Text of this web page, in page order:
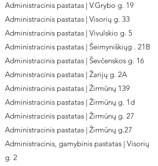
Administracinis pastatas | V.Grybo g. 19
Administracinis pastatas | Visorių g. 33
Administracinis pastatas | Vivulskio g. 5
Administracinis pastatas | Šeimyniškiųg . 21B
Administracinis pastatas | Ševčenskos g. 16
Administracinis pastatas | Žarijų g. 2A
Administracinis pastatas | Žirmūnų 139
Administracinis pastatas | Žirmūnų g. 1d
Administracinis pastatas | Žirmūnų g. 27
Administracinis pastatas | Žirmūnų g.27
Administracinis, gamybinis pastatas | Visorių
g. 2